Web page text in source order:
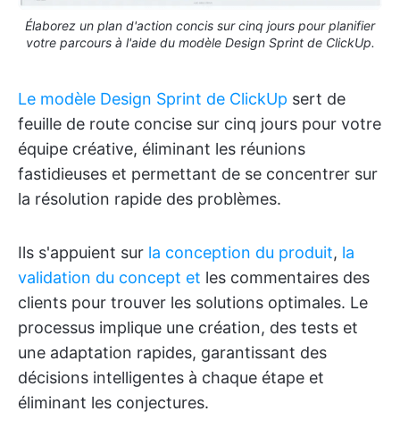
Élaborez un plan d'action concis sur cinq jours pour planifier
votre parcours à l'aide du modèle Design Sprint de ClickUp.
Le modèle Design Sprint de ClickUp sert de
feuille de route concise sur cinq jours pour votre
équipe créative, éliminant les réunions
fastidieuses et permettant de se concentrer sur
la résolution rapide des problèmes.
Ils s'appuient sur la conception du produit, la
validation du concept et les commentaires des
clients pour trouver les solutions optimales. Le
processus implique une création, des tests et
une adaptation rapides, garantissant des
décisions intelligentes à chaque étape et
éliminant les conjectures.